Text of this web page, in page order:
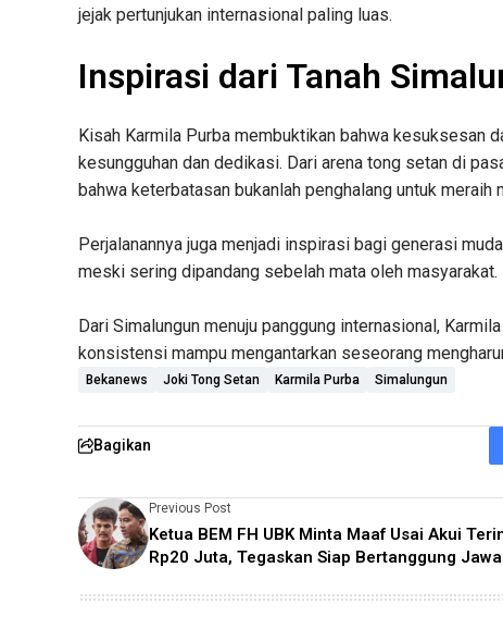
jejak pertunjukan internasional paling luas.
Inspirasi dari Tanah
Kisah Karmila Purba membuktikan bahwa kesuksesan
kesungguhan dan dedikasi. Dari arena tong setan di
bahwa keterbatasan bukanlah penghalang untuk meraih
Perjalanannya juga menjadi inspirasi bagi generasi
meski sering dipandang sebelah mata oleh masyarakat.
Dari Simalungun menuju panggung internasional,
konsistensi mampu mengantarkan seseorang
Bekanews Joki Tong Setan Karmila Purba Simalungun
Bagikan
Previous Post
Ketua BEM FH UBK Minta Maaf Usai Akui
Rp20 Juta, Tegaskan Siap Bertanggung